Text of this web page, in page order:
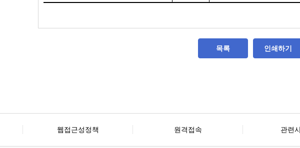
목록 인쇄하기
웹접근성정책 원격접속 관련